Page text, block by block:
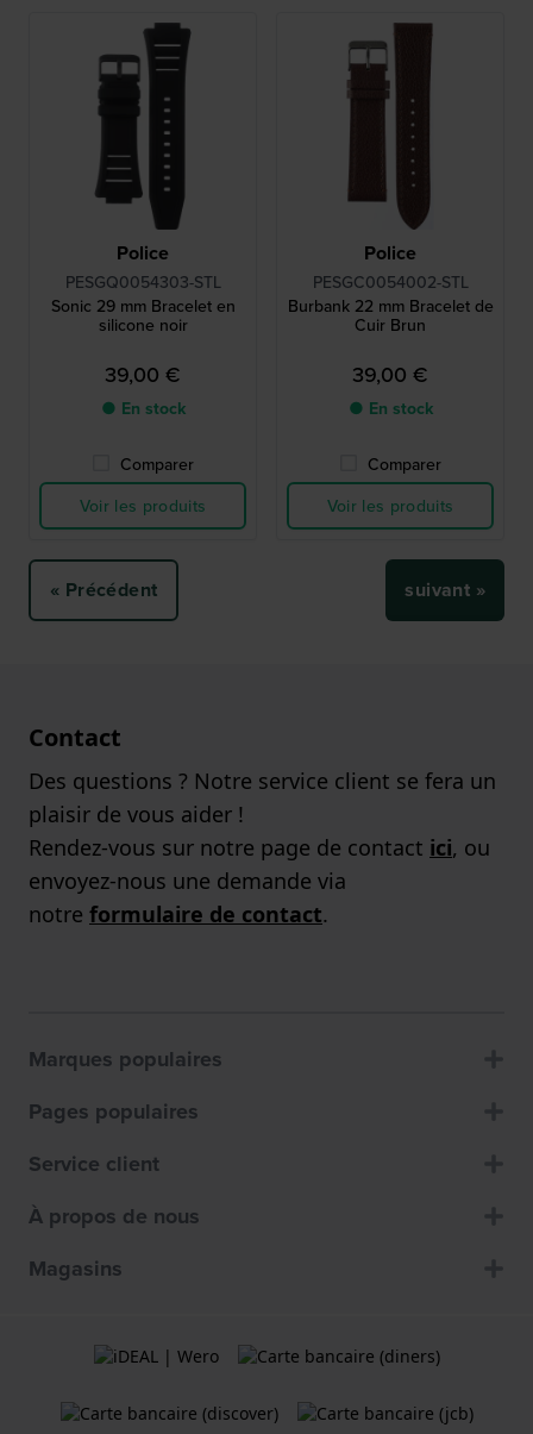
Police
PESGQ0054303-STL
Sonic 29 mm Bracelet en
silicone noir
39,00 €
● En stock
Comparer
Voir les produits
Police
PESGC0054002-STL
Burbank 22 mm Bracelet de
Cuir Brun
39,00 €
● En stock
Comparer
Voir les produits
« Précédent suivant »
Contact
Des questions ? Notre service client se fera un
plaisir de vous aider !
Rendez-vous sur notre page de contact ici, ou
envoyez-nous une demande via
notre formulaire de contact.
Marques populaires
Pages populaires
Service client
À propos de nous
Magasins